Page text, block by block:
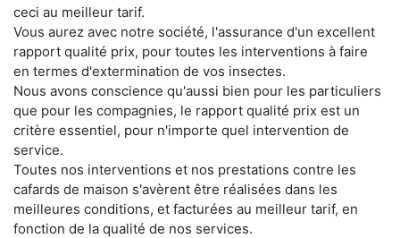
ceci au meilleur tarif.
Vous aurez avec notre société, l'assurance d'un excellent
rapport qualité prix, pour toutes les interventions à faire
en termes d'extermination de vos insectes.
Nous avons conscience qu'aussi bien pour les particuliers
que pour les compagnies, le rapport qualité prix est un
critère essentiel, pour n'importe quel intervention de
service.
Toutes nos interventions et nos prestations contre les
cafards de maison s'avèrent être réalisées dans les
meilleures conditions, et facturées au meilleur tarif, en
fonction de la qualité de nos services.